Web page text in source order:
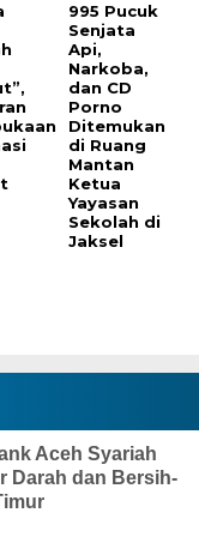
995 Pucuk
Senjata
Api,
Narkoba,
dan CD
Porno
Ditemukan
di Ruang
Mantan
Ketua
Yayasan
Sekolah di
Jaksel
Aceh Syariah
Darah dan Bersih-